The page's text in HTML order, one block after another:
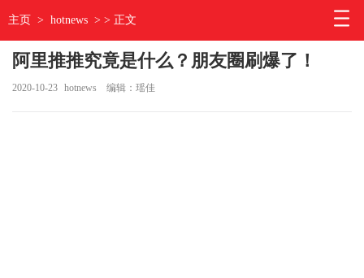
主页 > hotnews > > 正文
阿里推推究竟是什么？朋友圈刷爆了！
2020-10-23 hotnews 编辑：瑶佳